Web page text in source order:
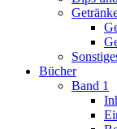
Bücher
Band 1